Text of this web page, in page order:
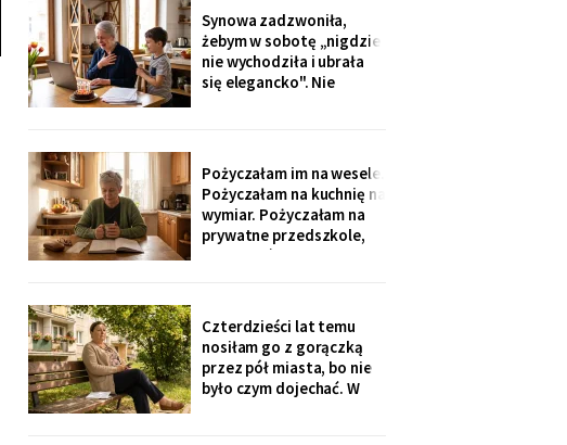
tysiące, na moje dane.
Wnuk płakał, że odda.
Córka na to: „tylko
nigdzie nie zgłaszaj,
chcesz mu zniszczyć
Synowa zadzwoniła,
żebym w sobotę „nigdzie
nie wychodziła i ubrała
się elegancko". Nie
domu opieki. Przyjechali
z tortem i laptopem:
bilety do Rzymu na moje
siedemdziesiąte
urodziny
Pożyczałam im na wesele.
Pożyczałam na kuchnię na
wymiar. Pożyczałam na
prywatne przedszkole,
„bo Kubuś jest wrażliwy".
poprosiłam o pożyczkę -
na okulary progresywne -
i usłyszałam, że „trzeba
było sobie
Czterdzieści lat temu
nosiłam go z gorączką
przez pół miasta, bo nie
było czym dojechać. W